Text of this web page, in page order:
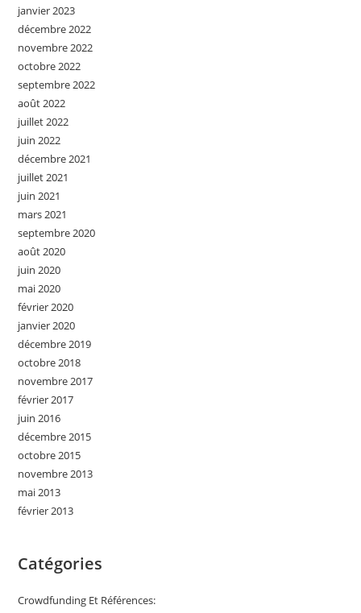
janvier 2023
décembre 2022
novembre 2022
octobre 2022
septembre 2022
août 2022
juillet 2022
juin 2022
décembre 2021
juillet 2021
juin 2021
mars 2021
septembre 2020
août 2020
juin 2020
mai 2020
février 2020
janvier 2020
décembre 2019
octobre 2018
novembre 2017
février 2017
juin 2016
décembre 2015
octobre 2015
novembre 2013
mai 2013
février 2013
Catégories
Crowdfunding Et Références: